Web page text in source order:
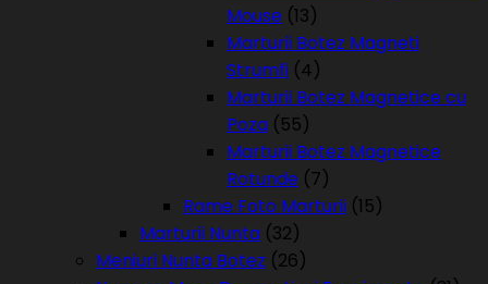
Mouse (13)
Marturii Botez Magneti
Strumfi (4)
Marturii Botez Magnetice cu
Poza (55)
Marturii Botez Magnetice
Rotunde (7)
Rame Foto Marturii (15)
Marturii Nunta (32)
Meniuri Nunta Botez (26)